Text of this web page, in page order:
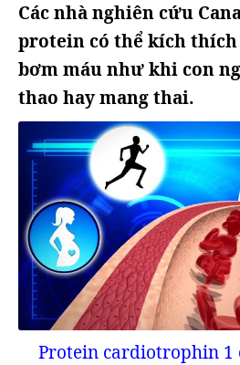
Các nhà nghiên cứu
protein có thể kích
bơm máu như khi con
thao hay mang thai.
Protein cardiotrophin 1